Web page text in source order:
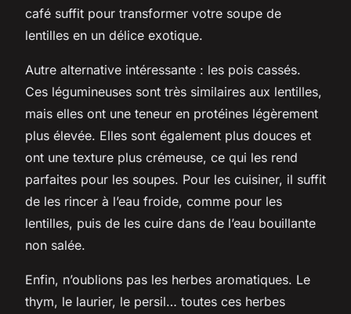
café suffit pour transformer votre soupe de
lentilles en un délice exotique.
Autre alternative intéressante : les pois cassés.
Ces légumineuses sont très similaires aux lentilles,
mais elles ont une teneur en protéines légèrement
plus élevée. Elles sont également plus douces et
ont une texture plus crémeuse, ce qui les rend
parfaites pour les soupes. Pour les cuisiner, il suffit
de les rincer à l’eau froide, comme pour les
lentilles, puis de les cuire dans de l’eau bouillante
non salée.
Enfin, n’oublions pas les herbes aromatiques. Le
thym, le laurier, le persil… toutes ces herbes